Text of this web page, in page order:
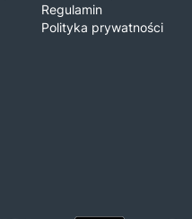
Regulamin
Polityka prywatności